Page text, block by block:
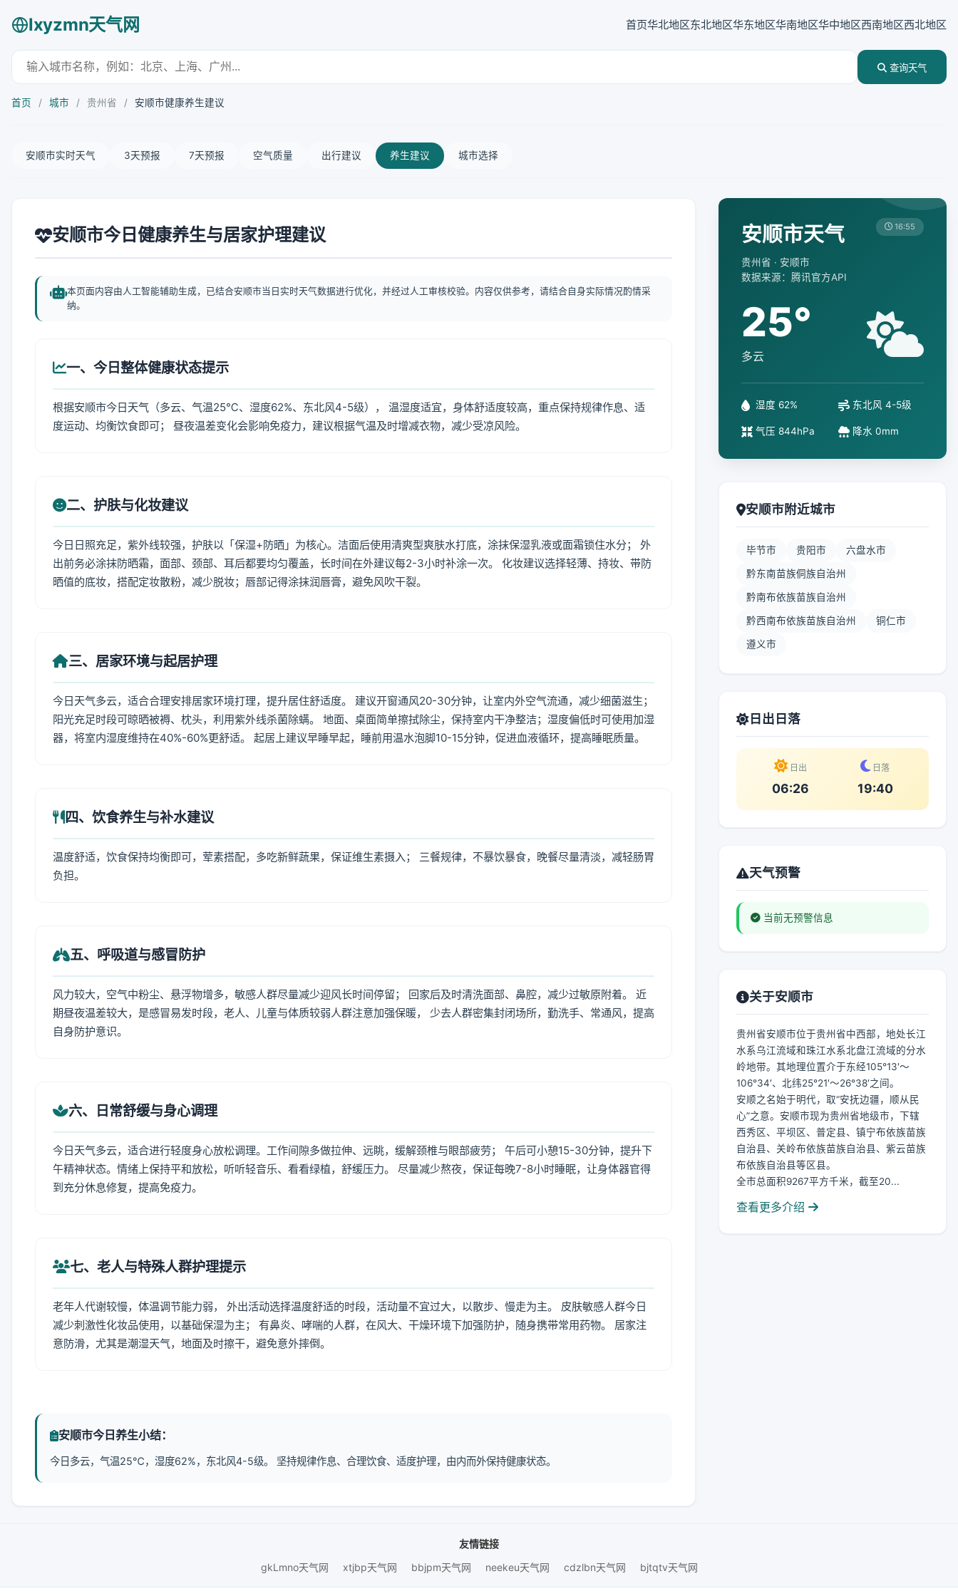
lxyzmn天气网 首页华北地区东北地区华东地区华南地区华中地区西南地区西北地区
查询天气
首页 / 城市 / 贵州省 / 安顺市健康养生建议
安顺市实时天气 3天预报 7天预报 空气质量 出行建议 养生建议 城市选择
安顺市今日健康养生与居家护理建议
本页面内容由人工智能辅助生成，已结合安顺市当日实时天气数据进行优化，并经过人工审核校验。内容仅供参考，请结合自身实际情况酌情采
纳。
一、今日整体健康状态提示
根据安顺市今日天气（多云、气温25℃、湿度62%、东北风4-5级）， 温湿度适宜，身体舒适度较高，重点保持规律作息、适
度运动、均衡饮食即可； 昼夜温差变化会影响免疫力，建议根据气温及时增减衣物，减少受凉风险。
二、护肤与化妆建议
今日日照充足，紫外线较强，护肤以「保湿+防晒」为核心。洁面后使用清爽型爽肤水打底，涂抹保湿乳液或面霜锁住水分； 外
出前务必涂抹防晒霜，面部、颈部、耳后都要均匀覆盖，长时间在外建议每2-3小时补涂一次。 化妆建议选择轻薄、持妆、带防
晒值的底妆，搭配定妆散粉，减少脱妆；唇部记得涂抹润唇膏，避免风吹干裂。
三、居家环境与起居护理
今日天气多云，适合合理安排居家环境打理，提升居住舒适度。 建议开窗通风20-30分钟，让室内外空气流通，减少细菌滋生；
阳光充足时段可晾晒被褥、枕头，利用紫外线杀菌除螨。 地面、桌面简单擦拭除尘，保持室内干净整洁；湿度偏低时可使用加湿
器，将室内湿度维持在40%-60%更舒适。 起居上建议早睡早起，睡前用温水泡脚10-15分钟，促进血液循环，提高睡眠质量。
四、饮食养生与补水建议
温度舒适，饮食保持均衡即可，荤素搭配，多吃新鲜蔬果，保证维生素摄入； 三餐规律，不暴饮暴食，晚餐尽量清淡，减轻肠胃
负担。
五、呼吸道与感冒防护
风力较大，空气中粉尘、悬浮物增多，敏感人群尽量减少迎风长时间停留； 回家后及时清洗面部、鼻腔，减少过敏原附着。 近
期昼夜温差较大，是感冒易发时段，老人、儿童与体质较弱人群注意加强保暖， 少去人群密集封闭场所，勤洗手、常通风，提高
自身防护意识。
六、日常舒缓与身心调理
今日天气多云，适合进行轻度身心放松调理。工作间隙多做拉伸、远眺，缓解颈椎与眼部疲劳； 午后可小憩15-30分钟，提升下
午精神状态。情绪上保持平和放松，听听轻音乐、看看绿植，舒缓压力。 尽量减少熬夜，保证每晚7-8小时睡眠，让身体器官得
到充分休息修复，提高免疫力。
七、老人与特殊人群护理提示
老年人代谢较慢，体温调节能力弱， 外出活动选择温度舒适的时段，活动量不宜过大，以散步、慢走为主。 皮肤敏感人群今日
减少刺激性化妆品使用，以基础保湿为主； 有鼻炎、哮喘的人群，在风大、干燥环境下加强防护，随身携带常用药物。 居家注
意防滑，尤其是潮湿天气，地面及时擦干，避免意外摔倒。
安顺市今日养生小结：
今日多云，气温25℃，湿度62%，东北风4-5级。 坚持规律作息、合理饮食、适度护理，由内而外保持健康状态。
安顺市天气
贵州省 · 安顺市
数据来源：腾讯官方API
16:55
25°
多云
湿度 62% 东北风 4-5级
气压 844hPa 降水 0mm
安顺市附近城市
毕节市 贵阳市 六盘水市
黔东南苗族侗族自治州
黔南布依族苗族自治州
黔西南布依族苗族自治州 铜仁市
遵义市
日出日落
日出
06:26
日落
19:40
天气预警
当前无预警信息
关于安顺市
贵州省安顺市位于贵州省中西部，地处长江
水系乌江流域和珠江水系北盘江流域的分水
岭地带。其地理位置介于东经105°13′～
106°34′、北纬25°21′～26°38′之间。
安顺之名始于明代，取“安抚边疆，顺从民
心”之意。安顺市现为贵州省地级市，下辖
西秀区、平坝区、普定县、镇宁布依族苗族
自治县、关岭布依族苗族自治县、紫云苗族
布依族自治县等区县。
全市总面积9267平方千米，截至20...
查看更多介绍
友情链接
gkLmno天气网
xtjbp天气网 bbjpm天气网 neekeu天气网 cdzlbn天气网 bjtqtv天气网